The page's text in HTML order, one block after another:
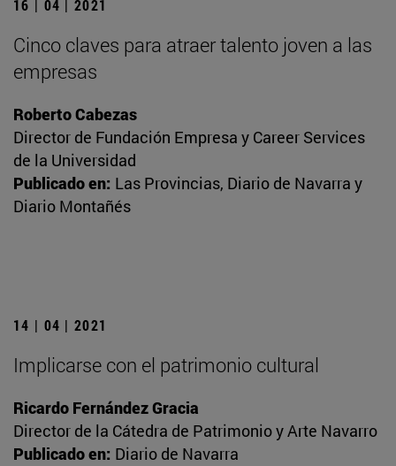
16 | 04 | 2021
Cinco claves para atraer talento joven a las
empresas
Roberto Cabezas
Director de Fundación Empresa y Career Services
de la Universidad
Publicado en: Las Provincias, Diario de Navarra y
Diario Montañés
14 | 04 | 2021
Implicarse con el patrimonio cultural
Ricardo Fernández Gracia
Director de la Cátedra de Patrimonio y Arte Navarro
Publicado en: Diario de Navarra